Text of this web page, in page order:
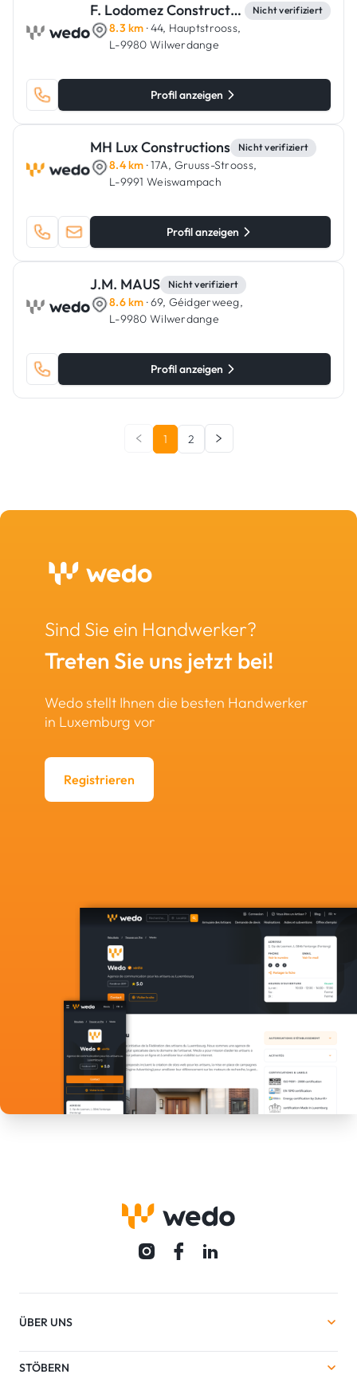
F. Lodomez Construction Nicht verifiziert
8.3 km · 44, Hauptstrooss,
L-9980 Wilwerdange
Profil anzeigen
MH Lux Constructions Nicht verifiziert
8.4 km · 17A, Gruuss-Strooss,
L-9991 Weiswampach
Profil anzeigen
J.M. MAUS Nicht verifiziert
8.6 km · 69, Géidgerweeg,
L-9980 Wilwerdange
Profil anzeigen
1 2
Sind Sie ein Handwerker?
Treten Sie uns jetzt bei!
Wedo stellt Ihnen die besten Handwerker
in Luxemburg vor
Registrieren
ÜBER UNS
STÖBERN